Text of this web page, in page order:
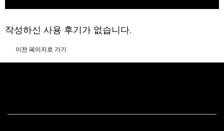
작성하신 사용 후기가 없습니다.
이전 페이지로 가기